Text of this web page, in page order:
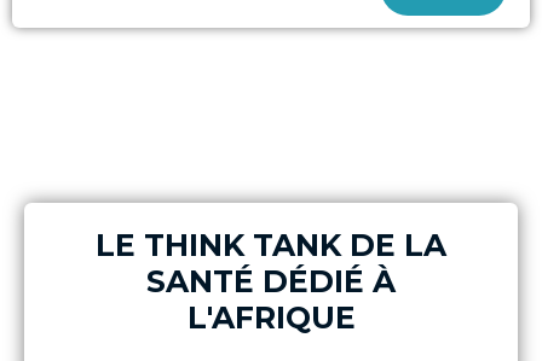
LE THINK TANK DE LA
SANTÉ DÉDIÉ À
L'AFRIQUE